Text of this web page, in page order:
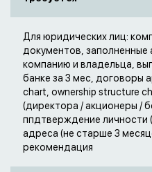
Для юридических лиц:
документов,
компанию и владельца,
банке за 3 мес, договоры
chart, ownership structure
(директора / акционеры /
ппдтверждение личности
адреса (не старше 3
рекомендация